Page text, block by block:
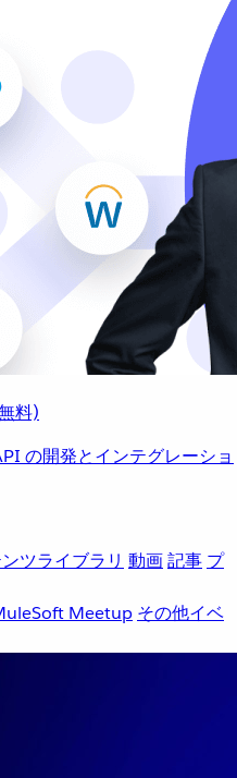
料)
の開発とインテグレーショ
ツライブラリ 動画記事 プ
Meetup その他イベ